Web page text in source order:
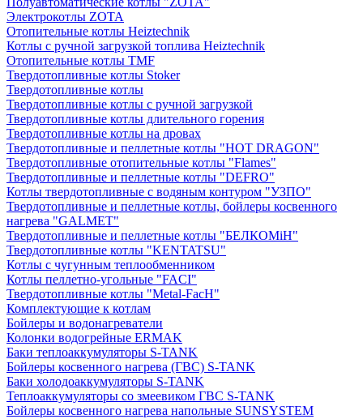
Электрокотлы ZOTA
Отопительные котлы Heiztechnik
Котлы с ручной загрузкой топлива Heiztechnik
Отопительные котлы TMF
Твердотопливные котлы Stoker
Твердотопливные котлы
Твердотопливные котлы с ручной загрузкой
Твердотопливные котлы длительного горения
Твердотопливные котлы на дровах
Твердотопливные и пеллетные котлы "HOT DRAGON"
Твердотопливные отопительные котлы "Flames"
Твердотопливные и пеллетные котлы "DEFRO"
Котлы твердотопливные с водяным контуром "УЗПО"
Твердотопливные и пеллетные котлы, бойлеры косвенного
нагрева "GALMET"
Твердотопливные и пеллетные котлы "БЕЛКОМiН"
Твердотопливные котлы "KENTATSU"
Котлы с чугунным теплообменником
Котлы пеллетно-угольные "FACI"
Твердотопливные котлы "Metal-FacH"
Комплектующие к котлам
Бойлеры и водонагреватели
Колонки водогрейные ERMAK
Баки теплоаккумуляторы S-TANK
Бойлеры косвенного нагрева (ГВС) S-TANK
Баки холодоаккумуляторы S-TANK
Теплоаккумуляторы со змеевиком ГВС S-TANK
Бойлеры косвенного нагрева напольные SUNSYSTEM